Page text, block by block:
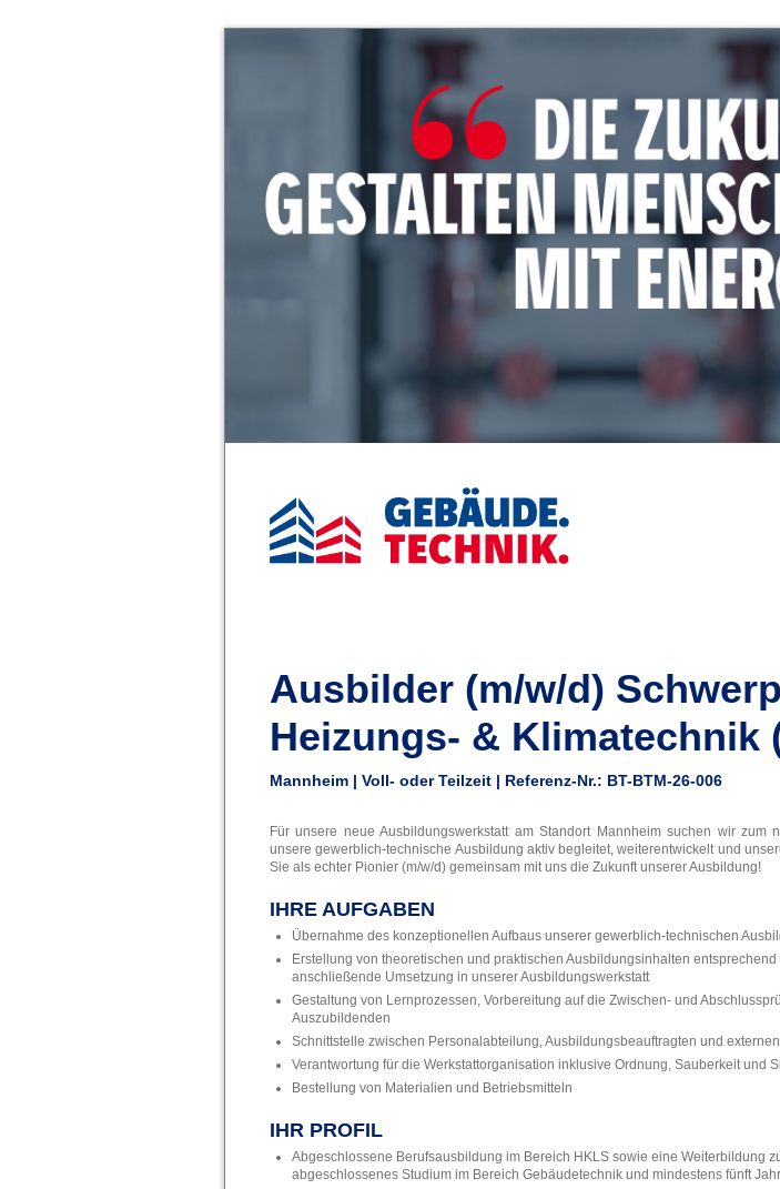
Ausbilder (m/w/d)
Heizungs- & Klimatechnik
Mannheim | Voll- oder Teilzeit | Referenz-Nr.: BT-BTM-26-006
Für unsere neue Ausbildungswerkstatt am Standort Mannheim suchen wir zum
unsere gewerblich‑technische Ausbildung aktiv begleitet, weiterentwickelt und
Sie als echter Pionier (m/w/d) gemeinsam mit uns die Zukunft unserer Ausbildung!
IHRE AUFGABEN
Übernahme des konzeptionellen Aufbaus unserer gewerblich-technischen
Erstellung von theoretischen und praktischen Ausbildungsinhalten
anschließende Umsetzung in unserer Ausbildungswerkstatt
Gestaltung von Lernprozessen, Vorbereitung auf die Zwischen- und
Auszubildenden
Schnittstelle zwischen Personalabteilung, Ausbildungsbeauftragten und
Verantwortung für die Werkstattorganisation inklusive Ordnung, Sauberkeit und
Bestellung von Materialien und Betriebsmitteln
IHR PROFIL
Abgeschlossene Berufsausbildung im Bereich HKLS sowie eine Weiterbildung
abgeschlossenes Studium im Bereich Gebäudetechnik und mindestens fünft